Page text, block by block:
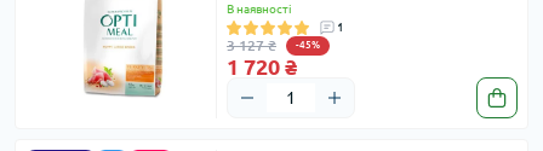
В наявності
1
3 127 ₴ -45%
1 720 ₴